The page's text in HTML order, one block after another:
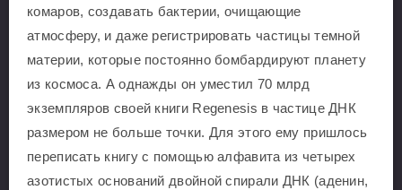
комаров, создавать бактерии, очищающие
атмосферу, и даже регистрировать частицы темной
материи, которые постоянно бомбардируют планету
из космоса. А однажды он уместил 70 млрд
экземпляров своей книги Regenesis в частице ДНК
размером не больше точки. Для этого ему пришлось
переписать книгу с помощью алфавита из четырех
азотистых оснований двойной спирали ДНК (аденин,